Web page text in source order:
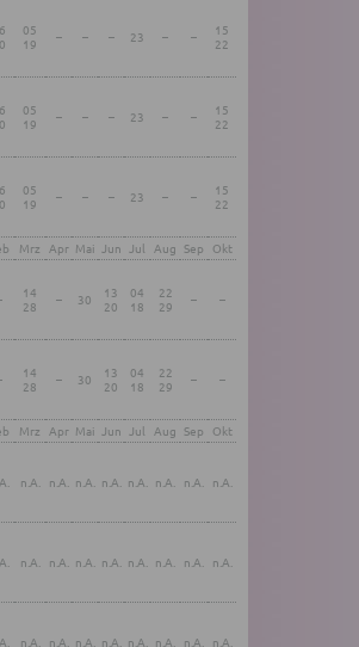
05
19
– – – 23 – –
15
22
05
19
– – – 23 – –
15
22
05
19
– – – 23 – –
15
22
Mrz Apr Mai Jun Jul Aug Sep Okt
14
28
– 30
13
20
04
18
22
29
– –
14
28
– 30
13
20
04
18
22
29
– –
Mrz Apr Mai Jun Jul Aug Sep Okt
n.A. n.A. n.A. n.A. n.A. n.A. n.A. n.A.
n.A. n.A. n.A. n.A. n.A. n.A. n.A. n.A.
n.A. n.A. n.A. n.A. n.A. n.A. n.A. n.A.